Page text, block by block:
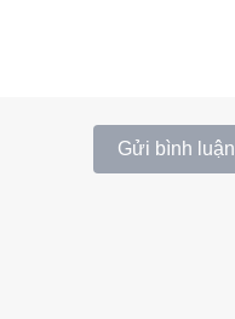
Gửi bình luận